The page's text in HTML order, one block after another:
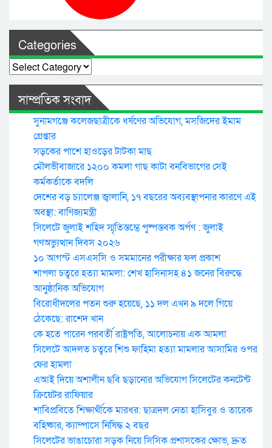
Categories
Categories
সাম্প্রতিক সংবাদ
সুনামগঞ্জে কলেজছাত্রীকে ধর্ষণের অভিযোগ, মসজিদের ইমাম
গ্রেপ্তার
সড়কের পাশে হাওড়ের টাটকা মাছ
মৌলভীবাজারে ১২০০ কমলা গাছ কাটা বনবিভাগের সেই
কর্মকর্তাকে বদলি
দেশের বড় চ্যালেঞ্জ জ্বালানি, ১৭ বছরের অব্যবস্থাপনার কারণে এই
অবস্থা: বাণিজ্যমন্ত্রী
সিলেটে জুলাই শহিদ স্মৃতিস্তম্ভে পুষ্পস্তবক অর্পণ : জুলাই
গণঅভ্যুত্থান দিবস ২০২৬
১০ আগস্ট এসএসসি ও সমমানের পরীক্ষার ফল প্রকাশ
শাপলা চত্বরে হত্যা মামলা: শেখ হাসিনাসহ ৪১ জনের বিরুদ্ধে
আনুষ্ঠানিক অভিযোগ
বিরোধীদলের পতন শুরু হয়েছে, ১১ দল এখন ৯ দলে গিয়ে
ঠেকেছে: রাশেদ খান
কে হতে পারেন পরবর্তী রাষ্ট্রপতি, আলোচনায় এক আমলা
সিলেটে আদলত চত্বরে শিশু ফাহিমা হত্যা মামলার আসামির ওপর
ফের হামলা
এআই দিয়ে অশালীন ছবি ছড়ানোর অভিযোগ সিলেটের কনটেন্ট
ক্রিয়েটর রাফিয়ার
শাবিপ্রবিতে শিক্ষার্থীকে মারধর: ছাত্রদল নেতা হাসিবুর ও তারেক
বহিষ্কার, ক্যাম্পাসে নিষিদ্ধ ২ বছর
সিলেটের ভাঙাচোরা সড়ক নিয়ে সিসিক প্রশাসকের ক্ষোভ, দ্রুত